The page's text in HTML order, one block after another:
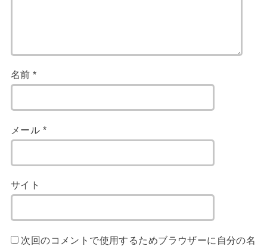
名前*
メール *
サイト
次回のコメントで使用するためブラウザーに自分の名